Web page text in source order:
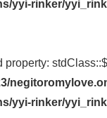
yyi-rinker/
property:
yyi-rinker/